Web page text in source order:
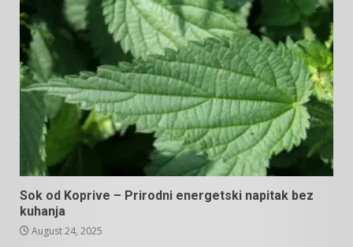
Sok od Koprive – Prirodni energetski napitak bez
kuhanja
August 24, 2025